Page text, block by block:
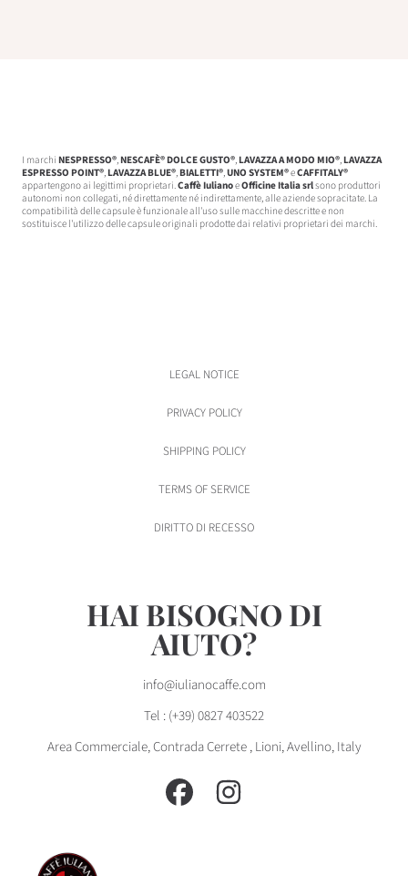
I marchi NESPRESSO®,NESCAFÈ® DOLCE GUSTO®,LAVAZZA A MODO MIO®,LAVAZZA
ESPRESSO POINT®,LAVAZZA BLUE®,BIALETTI®,UNO SYSTEM®eCAFFITALY®
appartengono ai legittimi proprietari.Caffè IulianoeOfficine Italia srlsono produttori
autonomi non collegati, né direttamente né indirettamente, alle aziende sopracitate. La
compatibilità delle capsule è funzionale all'uso sulle macchine descritte e non
sostituisce l'utilizzo delle capsule originali prodotte dai relativi proprietari dei marchi.
LEGAL NOTICE
PRIVACY POLICY
SHIPPING POLICY
TERMS OF SERVICE
DIRITTO DI RECESSO
HAI BISOGNO DI
AIUTO?
info@iulianocaffe.com
Tel : (+39) 0827 403522
Area Commerciale, Contrada Cerrete , Lioni, Avellino, Italy
FACEBOOK